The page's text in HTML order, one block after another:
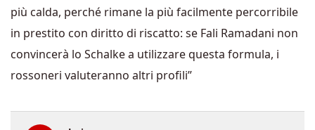
più calda, perché rimane la più facilmente percorribile
in prestito con diritto di riscatto: se Fali Ramadani non
convincerà lo Schalke a utilizzare questa formula, i
rossoneri valuteranno altri profili”